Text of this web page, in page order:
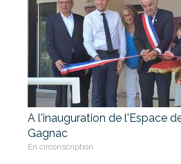
A l'inauguration de l'Espace
Gagnac
En circonscription